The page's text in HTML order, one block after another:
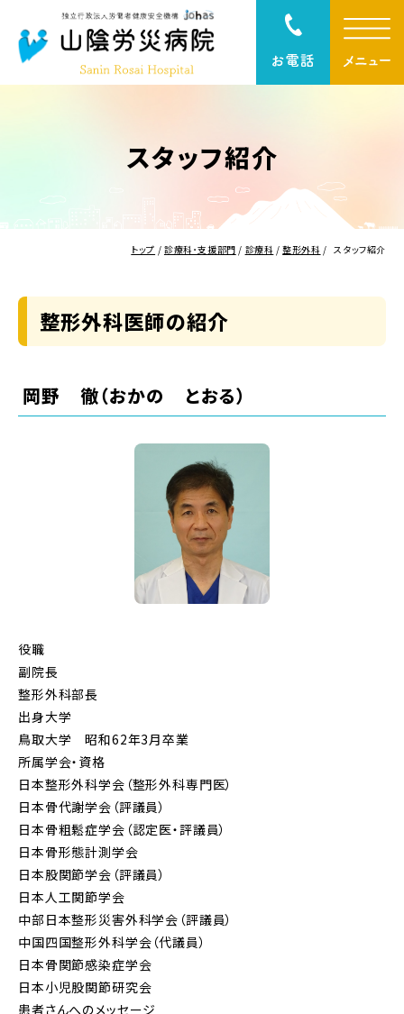
スタッフ紹介
トップ / 診療科･支援部門 / 診療科 /整形外科 / スタッフ紹介
整形外科医師の紹介
岡野 徹（おかの とおる）
役職
副院長
整形外科部長
出身大学
鳥取大学 昭和62年3月卒業
所属学会・資格
日本整形外科学会（整形外科専門医）
日本骨代謝学会（評議員）
日本骨粗鬆症学会（認定医・評議員）
日本骨形態計測学会
日本股関節学会（評議員）
日本人工関節学会
中部日本整形災害外科学会（評議員）
中国四国整形外科学会（代議員）
日本骨関節感染症学会
日本小児股関節研究会
患者さんへのメッセージ